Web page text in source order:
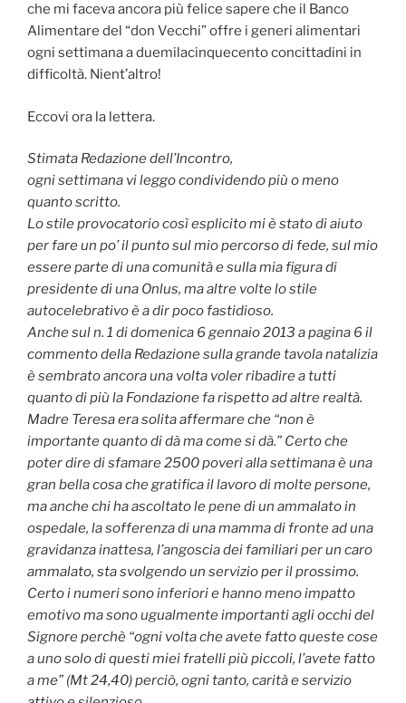
che mi faceva ancora più felice sapere che il Banco
Alimentare del “don Vecchi” offre i generi alimentari
ogni settimana a duemilacinquecento concittadini in
difficoltà. Nient’altro!
Eccovi ora la lettera.
Stimata Redazione dell’Incontro,
ogni settimana vi leggo condividendo più o meno
quanto scritto.
Lo stile provocatorio così esplicito mi è stato di aiuto
per fare un po’ il punto sul mio percorso di fede, sul mio
essere parte di una comunità e sulla mia figura di
presidente di una Onlus, ma altre volte lo stile
autocelebrativo è a dir poco fastidioso.
Anche sul n. 1 di domenica 6 gennaio 2013 a pagina 6 il
commento della Redazione sulla grande tavola natalizia
è sembrato ancora una volta voler ribadire a tutti
quanto di più la Fondazione fa rispetto ad altre realtà.
Madre Teresa era solita affermare che “non è
importante quanto di dà ma come si dà.” Certo che
poter dire di sfamare 2500 poveri alla settimana è una
gran bella cosa che gratifica il lavoro di molte persone,
ma anche chi ha ascoltato le pene di un ammalato in
ospedale, la sofferenza di una mamma di fronte ad una
gravidanza inattesa, l’angoscia dei familiari per un caro
ammalato, sta svolgendo un servizio per il prossimo.
Certo i numeri sono inferiori e hanno meno impatto
emotivo ma sono ugualmente importanti agli occhi del
Signore perchè “ogni volta che avete fatto queste cose
a uno solo di questi miei fratelli più piccoli, l’avete fatto
a me” (Mt 24,40) perciò, ogni tanto, carità e servizio